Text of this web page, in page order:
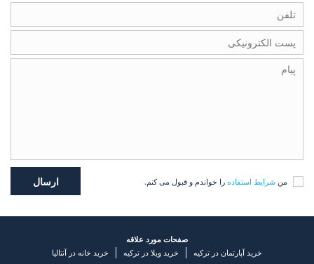
من شرایط استفاده را خواندم و قبول می کنم.
صفحات مورد علاقه
خرید آپارتمان در ترکیه
خرید ویلا در ترکیه خرید خانه در آنتالیا